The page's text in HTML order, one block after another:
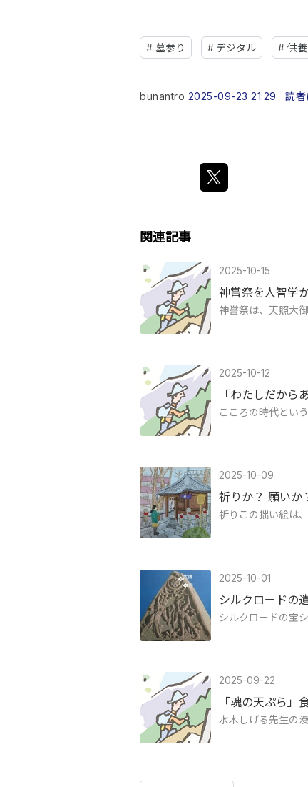
# 墓参り # デジタル # 供養
bunantro 2025-09-23 21:29 読者
関連記事
2025-10-15
神嘗祭を人智学
神嘗祭は、天照大
2025-10-12
「わたしだから
こころの時代とい
2025-10-09
祈りか？ 願いか
祈りこの拙い絵は
2025-10-01
シルクロードの
シルクロードの宝
2025-09-22
「魂の天ぷら」
水木しげる先生の